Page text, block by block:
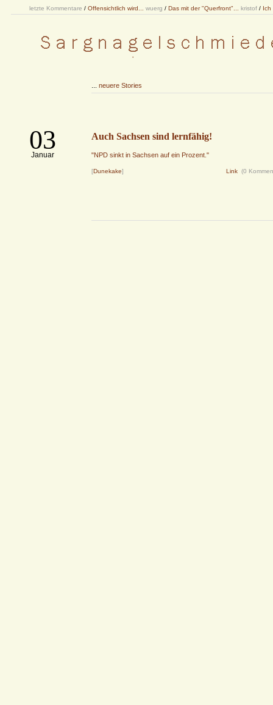
letzte Kommentare / Offensichtlich wird... wuerg / Das mit der "Querfront"... kristof / Ich
neuere Stories
03
Januar
Auch Sachsen sind lernfähig!
"NPD sinkt in Sachsen auf ein Prozent."
[Dunekake] Link (0